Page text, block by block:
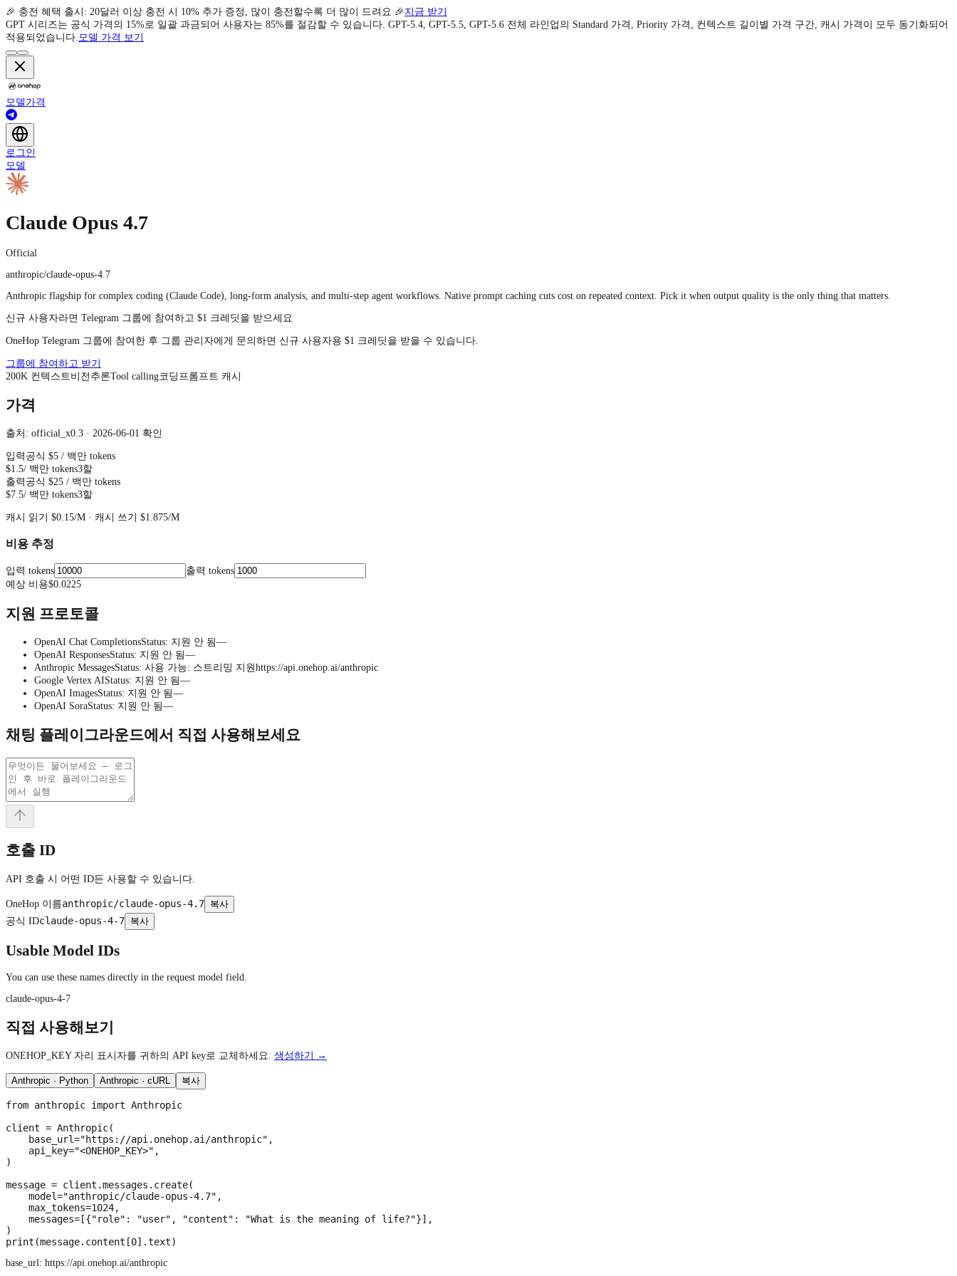
🎉 충전 혜택 출시: 20달러 이상 충전 시 10% 추가 증정, 많이 충전할수록 더 많이 드려요 🎉지금 받기
GPT 시리즈는 공식 가격의 15%로 일괄 과금되어 사용자는 85%를 절감할 수 있습니다. GPT-5.4, GPT-5.5, GPT-5.6 전체 라인업의 Standard 가격, Priority 가격, 컨텍스트 길이별 가격 구간, 캐시 가격이 모두 동기화되어
적용되었습니다.모델 가격 보기
모델 가격
로그인
모델
Claude Opus 4.7
Official
anthropic/claude-opus-4.7
Anthropic flagship for complex coding (Claude Code), long-form analysis, and multi-step agent workflows. Native prompt caching cuts cost on repeated context. Pick it when output quality is the only thing that matters.
신규 사용자라면 Telegram 그룹에 참여하고 $1 크레딧을 받으세요
OneHop Telegram 그룹에 참여한 후 그룹 관리자에게 문의하면 신규 사용자용 $1 크레딧을 받을 수 있습니다.
그룹에 참여하고 받기
200K 컨텍스트 비전 추론Tool calling코딩 프롬프트 캐시
가격
출처: official_x0.3 · 2026-06-01 확인
입력 공식 $5 / 백만 tokens
$1.5/ 백만 tokens3할
출력 공식 $25 / 백만 tokens
$7.5/ 백만 tokens3할
캐시 읽기 $0.15/M · 캐시 쓰기 $1.875/M
비용 추정
입력 tokens
출력 tokens
예상 비용$0.0225
지원 프로토콜
OpenAI Chat CompletionsStatus: 지원 안 됨—
OpenAI ResponsesStatus: 지원 안 됨—
Anthropic MessagesStatus: 사용 가능: 스트리밍 지원 https://api.onehop.ai/anthropic
Google Vertex AIStatus: 지원 안 됨—
OpenAI ImagesStatus: 지원 안 됨—
OpenAI SoraStatus: 지원 안 됨—
채팅 플레이그라운드에서 직접 사용해보세요
호출 ID
API 호출 시 어떤 ID든 사용할 수 있습니다.
OneHop 이름anthropic/claude-opus-4.7 복사
공식 IDclaude-opus-4-7 복사
Usable Model IDs
You can use these names directly in the request model field.
claude-opus-4-7
직접 사용해보기
ONEHOP_KEY 자리 표시자를 귀하의 API key로 교체하세요. 생성하기 →
Anthropic · Python Anthropic · cURL 복사
from anthropic import Anthropic
client = Anthropic(
    base_url="https://api.onehop.ai/anthropic",
    api_key="<ONEHOP_KEY>",
)
message = client.messages.create(
    model="anthropic/claude-opus-4.7",
    max_tokens=1024,
    messages=[{"role": "user", "content": "What is the meaning of life?"}],
)
print(message.content[0].text)
base_url: https://api.onehop.ai/anthropic